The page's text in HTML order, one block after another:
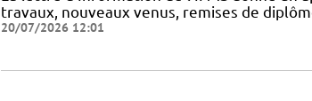
travaux, nouveaux venus, remises de
20/07/2026 12:01